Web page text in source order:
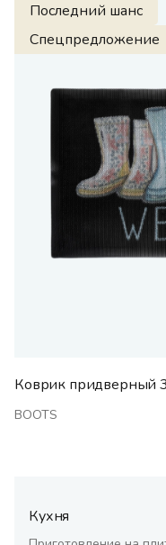
Последний шанс
Спецпредложение
Коврик придверный
BOOTS
Кухня